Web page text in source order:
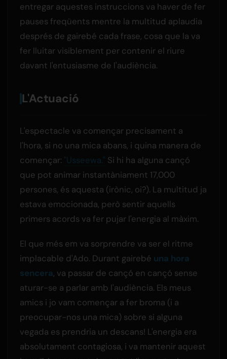
entregar aquestes instruccions va haver de fer
pauses freqüents mentre la multitud aplaudia
després de gairebé cada frase, cosa que la va
fer lluitar visiblement per contenir el riure
davant l'entusiasme de l'audiència.
L'Actuació
L'espectacle va començar precisament a
l'hora, si no una mica abans, i quina manera de
començar: "Usseewa." Si hi ha alguna cançó
que pot animar instantàniament 17,000
persones, és aquesta (irònic, oi?). La multitud ja
estava emocionada, però sentir aquells
primers acords va fer pujar l'energia al màxim.
El que més em va sorprendre va ser el ritme
implacable d'Ado. Durant gairebé una hora
sencera, va passar de cançó en cançó sense
aturar-se a parlar amb l'audiència. Els meus
amics i jo vam començar a fer broma (i a
preocupar-nos una mica) sobre si alguna
vegada es prendria un descans! L'energia era
absolutament contagiosa, i va mantenir aquest